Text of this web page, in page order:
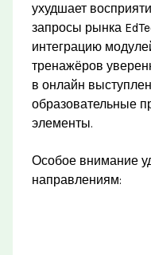
ухудшает
запросы рынка
интеграцию
тренажёров
в онлайн
образовательные
элементы.
Особое внимание
направлениям: